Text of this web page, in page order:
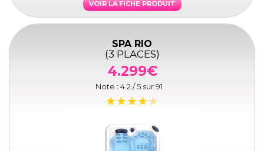
VOIR LA FICHE PRODUIT
SPA RIO
(3 PLACES)
4.299€
Note : 4.2 / 5 sur91